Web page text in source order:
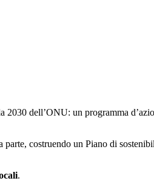
dell’ONU: un programma
costruendo un Piano di
.